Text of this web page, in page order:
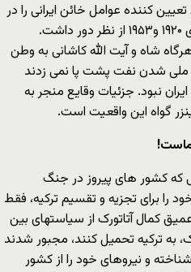
کننده عوامل خائن ایرانی را در
بثمر رسیدن این دو کودتا در سالهای ۱۹۲۰ و۱۹۵۳ از نظر دور داشت.
در کودتای ۲۸ مرداد ۳۲، هرگاه شاه و آیت الله کاشانی به وطن
شدن نفت پشت پا نمی زدند
نبود. جزئیات وقایع منجر به
گواه این واقعیت است.
که کشور های پیروز در جنگ
را برای تجزیه و تقسیم ترکیه، فقط
کمال آتاتورک از سیاستهای بین
به ترکیه تحمیل کنند، مجبور شدند
و نیروهای خود را از کشور